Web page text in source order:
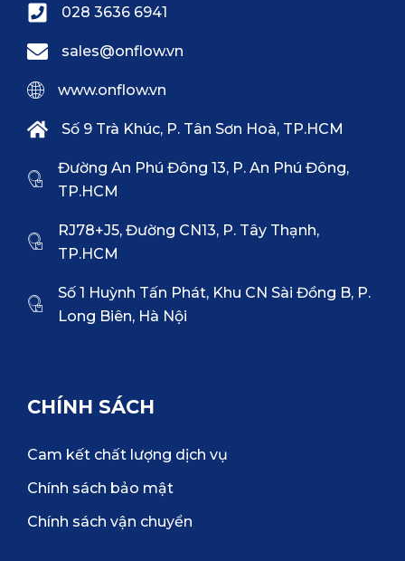
028 3636 6941
sales@onflow.vn
www.onflow.vn
Số 9 Trà Khúc, P. Tân Sơn Hoà, TP.HCM
Đường An Phú Đông 13, P. An Phú Đông,
TP.HCM
RJ78+J5, Đường CN13, P. Tây Thạnh,
TP.HCM
Số 1 Huỳnh Tấn Phát, Khu CN Sài Đồng B, P.
Long Biên, Hà Nội
CHÍNH SÁCH
Cam kết chất lượng dịch vụ
Chính sách bảo mật
Chính sách vận chuyển